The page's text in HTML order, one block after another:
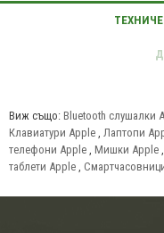
Виж също: Bluetooth слушалки
Клавиатури Apple , Лаптопи
телефони Apple , Мишки Apple ,
таблети Apple ,